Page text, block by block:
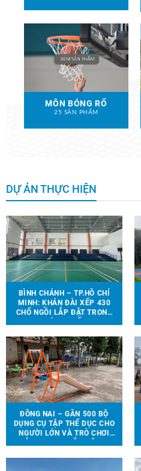
MÔN BÓNG RỔ
25 SẢN PHẨM
DỰ ÁN THỰC HIỆN
BÌNH CHÁNH – TP.HỒ CHÍ
MINH: KHÁN ĐÀI XẾP 430
CHỔ NGỒI LẮP ĐẶT TRONG
ĐỒNG NAI – GẦN 500 BỘ
DỤNG CỤ TẬP THỂ DỤC CHO
NGƯỜI LỚN VÀ TRÒ CHƠI